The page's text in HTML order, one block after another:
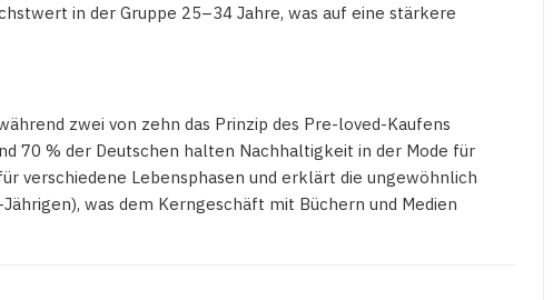
in der Gruppe 25–34 Jahre, was auf eine stärkere
zwei von zehn das Prinzip des Pre-loved-Kaufens
70 % der Deutschen halten Nachhaltigkeit in der Mode für
verschiedene Lebensphasen und erklärt die ungewöhnlich
was dem Kerngeschäft mit Büchern und Medien